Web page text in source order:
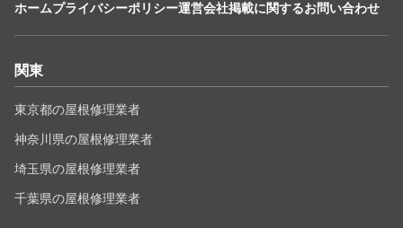
ホームプライバシーポリシー運営会社掲載に関するお問い合わせ
関東
東京都の屋根修理業者
神奈川県の屋根修理業者
埼玉県の屋根修理業者
千葉県の屋根修理業者